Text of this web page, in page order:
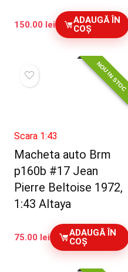
150.00 lei
ADAUGĂ ÎN
COȘ
NOU IN STOC
Scara 1:43
Macheta auto Brm
p160b #17 Jean
Pierre Beltoise 1972,
1:43 Altaya
75.00 lei
ADAUGĂ ÎN
COȘ